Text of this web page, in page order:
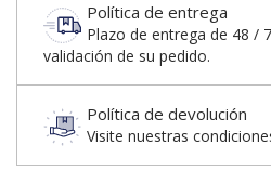
Política de entrega
Plazo de entrega de 48 /
validación de su pedido.
Política de devolución
Visite nuestras